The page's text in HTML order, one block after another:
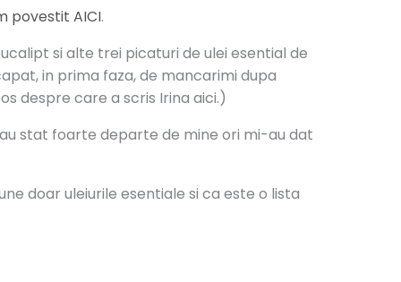
povestit AICI.
si alte trei picaturi de ulei esential de
in prima faza, de mancarimi dupa
despre care a scris Irina aici.)
stat foarte departe de mine ori mi-au dat
doar uleiurile esentiale si ca este o lista